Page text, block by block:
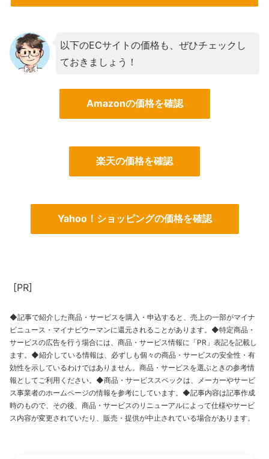
以下のECサイトの価格も、ぜひチェックし
ておきましょう！
Amazonの価格を確認
楽天の価格を確認
Yahoo！ショッピングの価格を確認
[PR]
◆記事で紹介した商品・サービスを購入・申込すると、売上の一部がマイナ
ビニュース・マイナビウーマンに還元されることがあります。◆特定商品・
サービスの広告を行う場合には、商品・サービス情報に「PR」表記を記載し
ます。◆紹介している情報は、必ずしも個々の商品・サービスの安全性・有
効性を示しているわけではありません。商品・サービスを選ぶときの参考情
報としてご利用ください。◆商品・サービススペックは、メーカーやサービ
ス事業者のホームページの情報を参考にしています。◆記事内容は記事作成
時のもので、その後、商品・サービスのリニューアルによって仕様やサービ
ス内容が変更されていたり、販売・提供が中止されている場合があります。